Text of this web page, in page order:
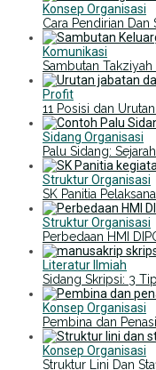
Konsep Organisasi
Cara Pendirian Dan
Komunikasi
Sambutan Takziyah
Profit
11 Posisi dan
Sidang Organisasi
Palu Sidang:
Struktur Organisasi
SK Panitia
Struktur Organisasi
Perbedaan HMI
Literatur Ilmiah
Sidang Skripsi: 3
Konsep Organisasi
Pembina dan
Konsep Organisasi
Struktur Lini Dan